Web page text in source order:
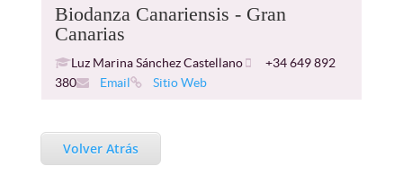
Biodanza Canariensis - Gran
Canarias
Luz Marina Sánchez Castellano
+34 649 892
380
Email Sitio Web
Volver Atrás